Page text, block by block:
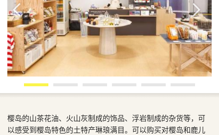
樱岛的山茶花油、火山灰制成的饰品、浮岩制成的杂货等，可
以感受到樱岛特色的土特产琳琅满目。可以购买对樱岛和鹿儿